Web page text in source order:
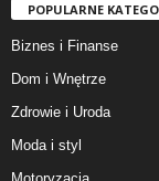
POPULARNE
Biznes i Finanse
Dom i Wnętrze
Zdrowie i Uroda
Moda i styl